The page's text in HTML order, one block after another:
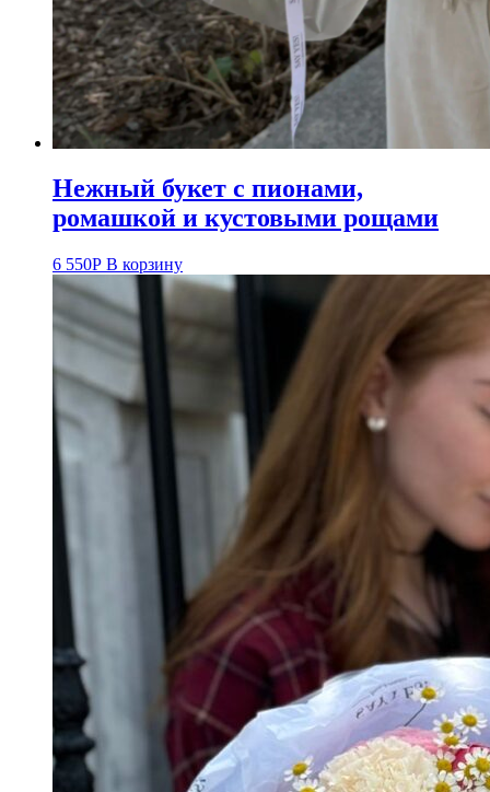
Нежный букет с пионами,
ромашкой и кустовыми рощами
6 550Р В корзину